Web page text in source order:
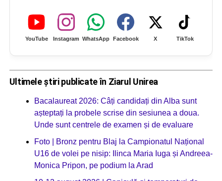
YouTube Instagram WhatsApp Facebook X TikTok
Ultimele știri publicate în Ziarul Unirea
Bacalaureat 2026: Câți candidați din Alba sunt
așteptați la probele scrise din sesiunea a doua.
Unde sunt centrele de examen și de evaluare
Foto | Bronz pentru Blaj la Campionatul Național
U16 de volei pe nisip: Ilinca Maria Iuga și Andreea-
Monica Pripon, pe podium la Arad